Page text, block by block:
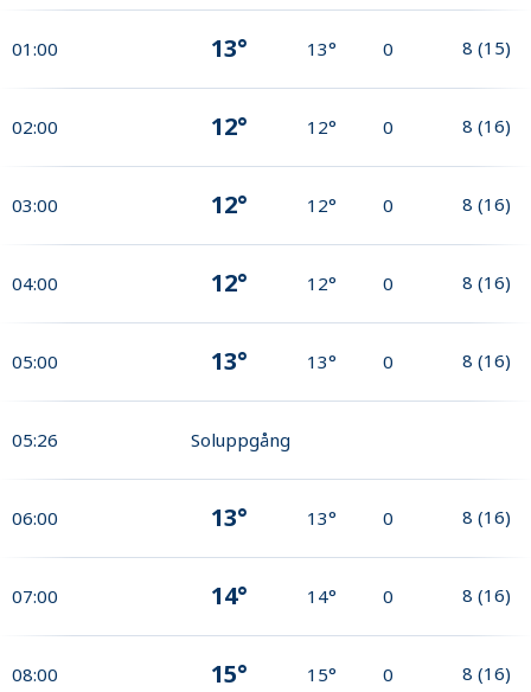
01:00 13° 13° 0 8 (15)
02:00 12° 12° 0 8 (16)
03:00 12° 12° 0 8 (16)
04:00 12° 12° 0 8 (16)
05:00 13° 13° 0 8 (16)
05:26 Soluppgång
06:00 13° 13° 0 8 (16)
07:00 14° 14° 0 8 (16)
08:00 15° 15° 0 8 (16)